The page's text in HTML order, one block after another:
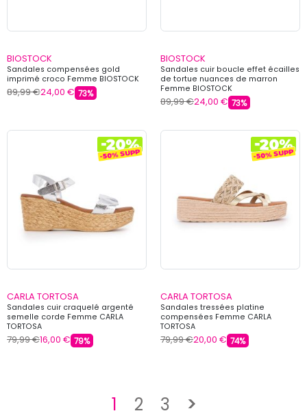
BIOSTOCK
Sandales compensées gold
imprimé croco Femme BIOSTOCK
89,99 €24,00 € 73%
BIOSTOCK
Sandales cuir boucle effet écailles
de tortue nuances de marron
Femme BIOSTOCK
89,99 €24,00 € 73%
CARLA TORTOSA
Sandales cuir craquelé argenté
semelle corde Femme CARLA
TORTOSA
79,99 €16,00 € 79%
CARLA TORTOSA
Sandales tressées platine
compensées Femme CARLA
TORTOSA
79,99 €20,00 € 74%
1 2 3 >Suivant